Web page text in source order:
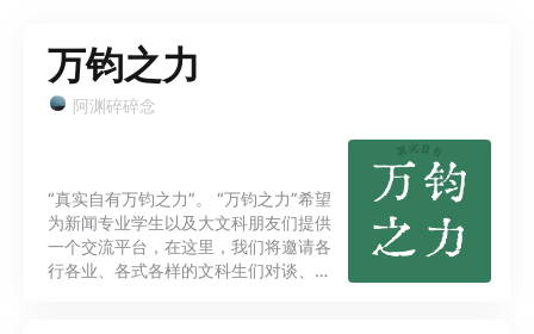
万钧之力
阿渊碎碎念
“真实自有万钧之力”。 “万钧之力”希望
为新闻专业学生以及大文科朋友们提供
一个交流平台，在这里，我们将邀请各
行各业、各式各样的文科生们对谈、交